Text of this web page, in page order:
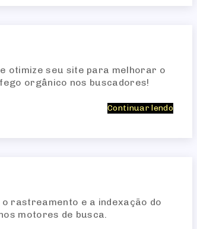
otimize seu site para melhorar o
orgânico nos buscadores!
Continuar lendo
rastreamento e a indexação do
motores de busca.